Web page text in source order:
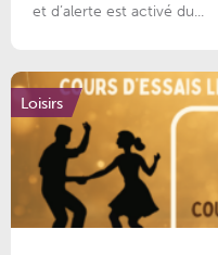
et d’alerte est activé du...
Loisirs